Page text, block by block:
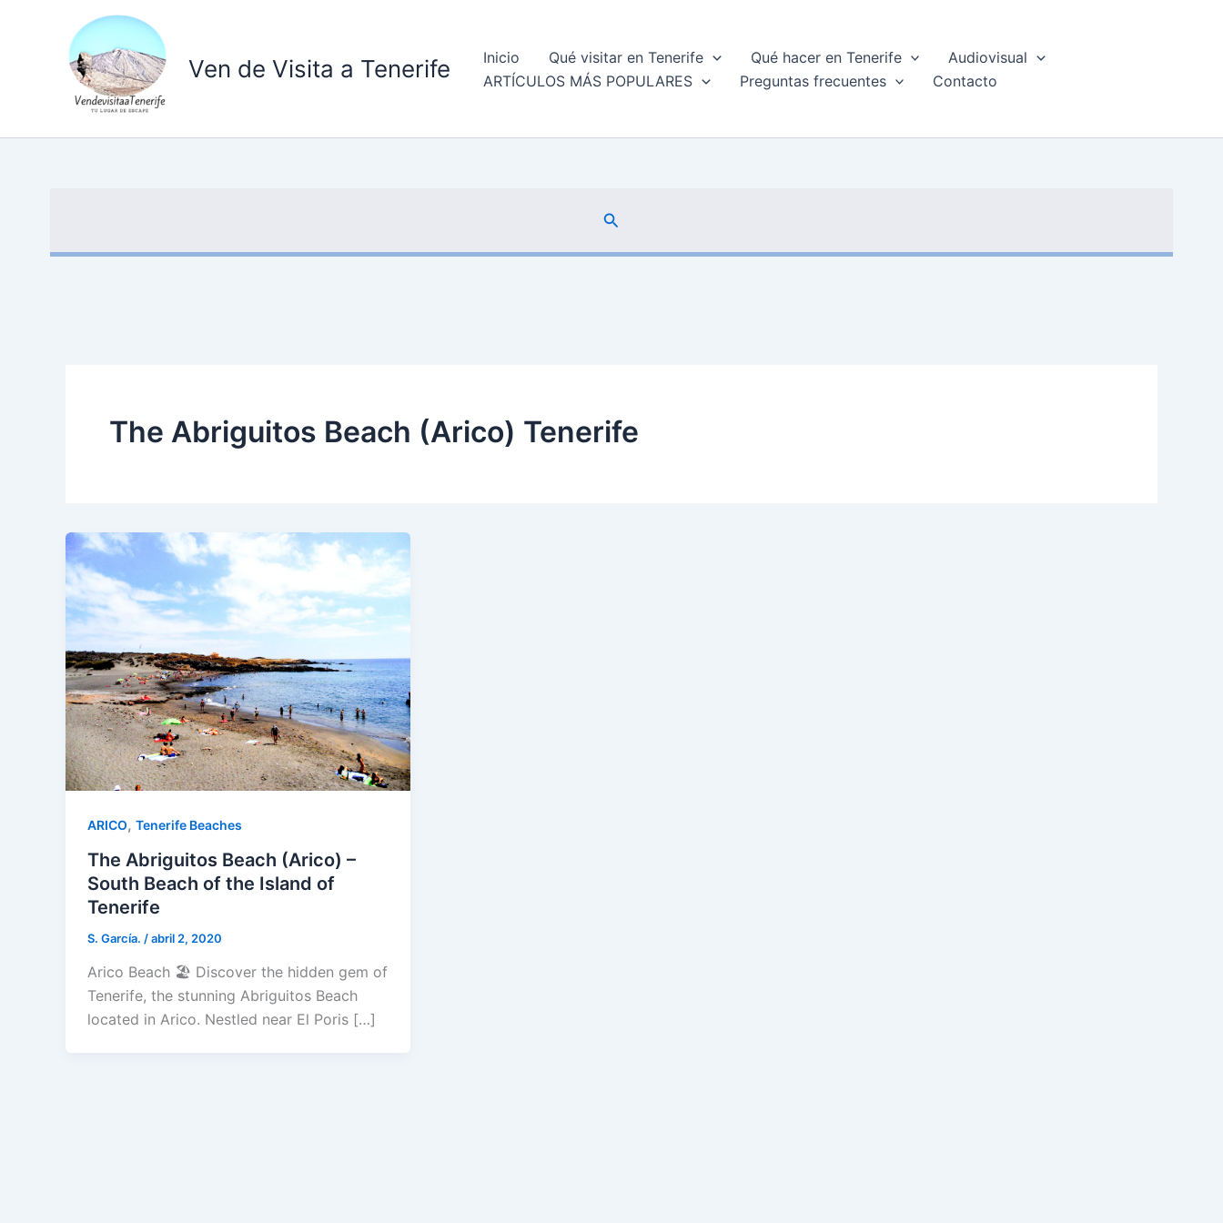
Ven de Visita a Tenerife Inicio Qué visitar en Tenerife Qué hacer en Tenerife
Audiovisual
ARTÍCULOS MÁS POPULARES
Preguntas frecuentes Contacto
Buscar
The Abriguitos Beach (Arico) Tenerife
ARICO, Tenerife Beaches
The Abriguitos Beach (Arico) –
South Beach of the Island of
Tenerife
S. García. /abril 2, 2020
Arico Beach 🏖️ Discover the hidden gem of
Tenerife, the stunning Abriguitos Beach
located in Arico. Nestled near El Poris […]